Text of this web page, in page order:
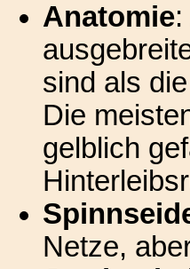
Anatomie:
sind als
Die
gelblich
Netze,